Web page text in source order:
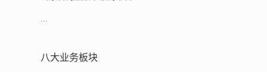
...
八大业务板块